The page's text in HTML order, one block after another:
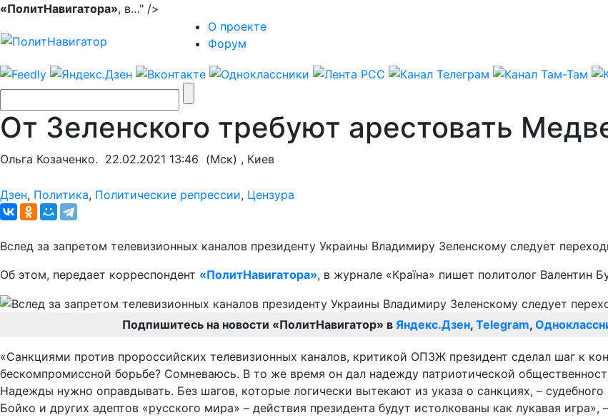
«ПолитНавигатора», в…" />
О проекте
Форум
От Зеленского требуют арестовать
Ольга Козаченко. 22.02.2021 13:46 (Мск) , Киев
Дзен, Политика, Политические репрессии, Цензура
Вслед за запретом телевизионных каналов президенту Украины Владимиру Зеленскому следует
Об этом, передает корреспондент «ПолитНавигатора», в журнале «Країна» пишет политолог Валентин
Подпишитесь на новости «ПолитНавигатор» в Яндекс.Дзен, Telegram,
«Санкциями против пророссийских телевизионных каналов, критикой ОПЗЖ президент сделал шаг к
бескомпромиссной борьбе? Сомневаюсь. В то же время он дал надежду патриотической
Надежды нужно оправдывать. Без шагов, которые логически вытекают из указа о санкциях, –
Бойко и других адептов «русского мира» – действия президента будут истолкованы как лукавая игра»,